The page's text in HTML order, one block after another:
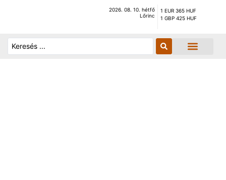
2026. 08. 10. hétfő
Lőrinc
1 EUR 365 HUF
1 GBP 425 HUF